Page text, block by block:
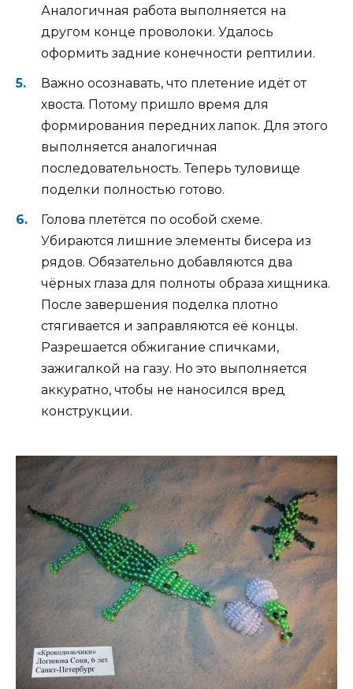
Аналогичная работа выполняется на
другом конце проволоки. Удалось
оформить задние конечности рептилии.
Важно осознавать, что плетение идёт от
хвоста. Потому пришло время для
формирования передних лапок. Для этого
выполняется аналогичная
последовательность. Теперь туловище
поделки полностью готово.
Голова плетётся по особой схеме.
Убираются лишние элементы бисера из
рядов. Обязательно добавляются два
чёрных глаза для полноты образа хищника.
После завершения поделка плотно
стягивается и заправляются её концы.
Разрешается обжигание спичками,
зажигалкой на газу. Но это выполняется
аккуратно, чтобы не наносился вред
конструкции.